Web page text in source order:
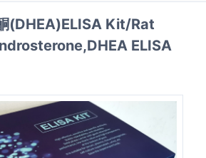
(DHEA)ELISA Kit/Rat
ELISA